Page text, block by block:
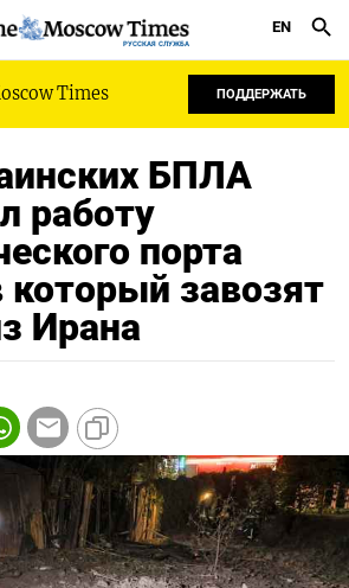
РУССКАЯ СЛУЖБА
EN
Times ПОДДЕРЖАТЬ
БПЛА
работу
порта
который завозят
Ирана